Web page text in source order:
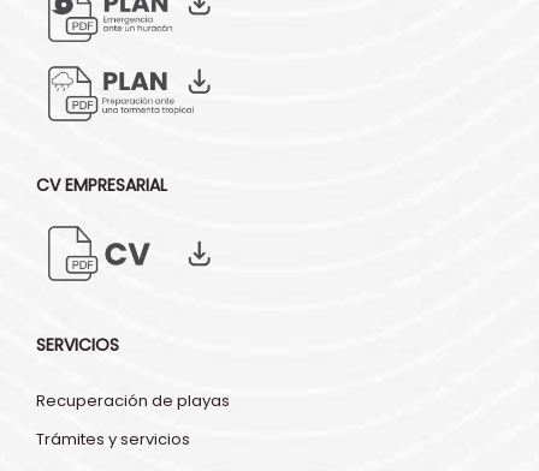
CV EMPRESARIAL
SERVICIOS
Recuperación de playas
Trámites y servicios